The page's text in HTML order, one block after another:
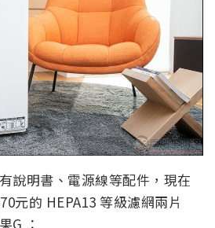
說明書、電源線等配件，現在
元的 HEPA13 等級濾網兩片
G ：